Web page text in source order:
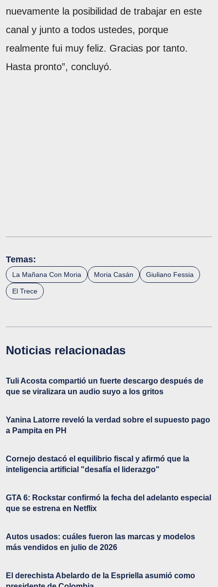
nuevamente la posibilidad de trabajar en este
canal y junto a todos ustedes, porque
realmente fui muy feliz. Gracias por tanto.
Hasta pronto”, concluyó.
Temas:
La Mañana Con Moria Moria Casán Giuliano Fessia
El Trece
Noticias relacionadas
Tuli Acosta compartió un fuerte descargo después de
que se viralizara un audio suyo a los gritos
Yanina Latorre reveló la verdad sobre el supuesto pago
a Pampita en PH
Cornejo destacó el equilibrio fiscal y afirmó que la
inteligencia artificial "desafía el liderazgo"
GTA 6: Rockstar confirmó la fecha del adelanto especial
que se estrena en Netflix
Autos usados: cuáles fueron las marcas y modelos
más vendidos en julio de 2026
El derechista Abelardo de la Espriella asumió como